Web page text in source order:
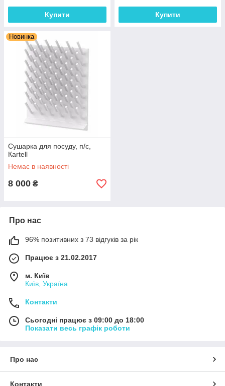
Купити Купити
Новинка
Сушарка для посуду, п/с,
Каrtell
Немає в наявності
8 000 ₴
Про нас
96% позитивних з 73 відгуків за рік
Працює з 21.02.2017
м. Київ
Київ, Україна
Контакти
Сьогодні працює з 09:00 до 18:00
Показати весь графік роботи
Про нас
Контакти